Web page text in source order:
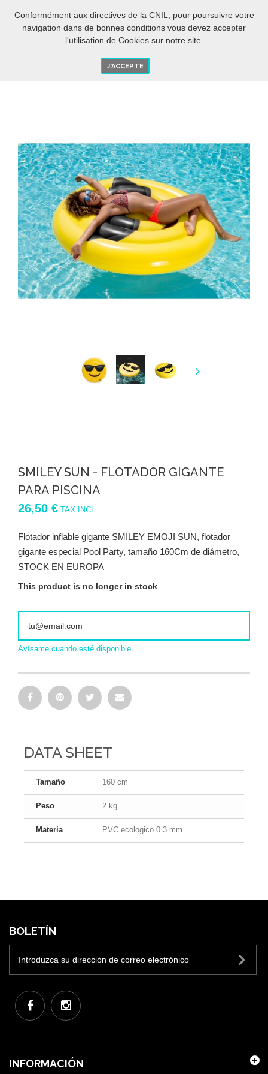
Conformément aux directives de la CNIL, pour poursuivre votre
navigation dans de bonnes conditions vous devez accepter
l'utilisation de Cookies sur notre site.
J'ACCEPTE
SMILEY SUN - FLOTADOR GIGANTE
PARA PISCINA
26,50 € TAX INCL.
Flotador inflable gigante SMILEY EMOJI SUN, flotador
gigante especial Pool Party, tamaño 160Cm de diámetro,
STOCK EN EUROPA
This product is no longer in stock
Avísame cuando esté disponible
DATA SHEET
Tamaño 160 cm
Peso 2 kg
Materia PVC ecologico 0.3 mm
BOLETÍN
INFORMACIÓN